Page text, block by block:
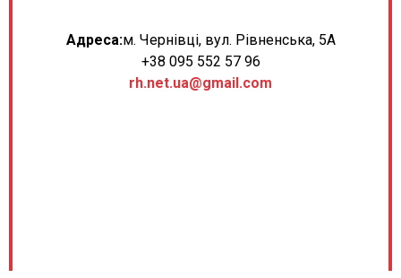
Адреса:м. Чернівці, вул. Рівненська, 5А
+38 095 552 57 96
rh.net.ua@gmail.com